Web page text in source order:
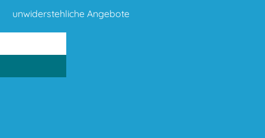
unwiderstehliche Angebote